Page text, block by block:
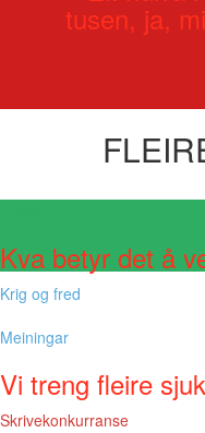
tusen, ja,
Kva betyr det å
Krig og fred
Meiningar
Vi treng fleire
Skrivekonkurranse